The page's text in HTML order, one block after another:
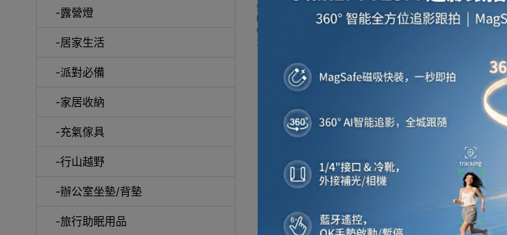
-露營燈
-居家生活
-派對必備
-家居收納
-充氣傢具
-行山越野
-辦公室坐墊/背墊
-旅行助眠用品
如網站未及時更新資料，歡迎與我們聯絡。
Buy BLACKDOG price in outletexpress .com Hong Kong.In
Outlet Express HK 生活百貨城在香港觀塘提供 BLACKDOG 在那
更可送到香港或澳門而部份產品比團購更優惠，更可以為你推薦推